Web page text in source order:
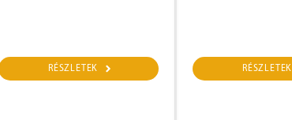
RÉSZLETEK RÉSZLETEK